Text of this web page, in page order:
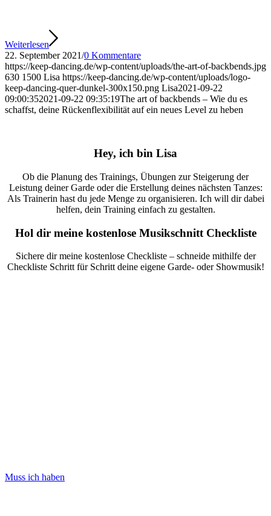
Weiterlesen
22. September 2021/0 Kommentare
https://keep-dancing.de/wp-content/uploads/the-art-of-backbends.jpg
630 1500 Lisa https://keep-dancing.de/wp-content/uploads/logo-
keep-dancing-quer-dunkel-300x150.png Lisa2021-09-22
09:00:352021-09-22 09:35:19The art of backbends – Wie du es
schaffst, deine Rückenflexibilität auf ein neues Level zu heben
Hey, ich bin Lisa
Ob die Planung des Trainings, Übungen zur Steigerung der
Leistung deiner Garde oder die Erstellung deines nächsten Tanzes:
Als Trainerin hast du jede Menge zu organisieren. Ich will dir dabei
helfen, dein Training einfach zu gestalten.
Hol dir meine kostenlose Musikschnitt Checkliste
Sichere dir meine kostenlose Checkliste – schneide mithilfe der
Checkliste Schritt für Schritt deine eigene Garde- oder Showmusik!
Muss ich haben